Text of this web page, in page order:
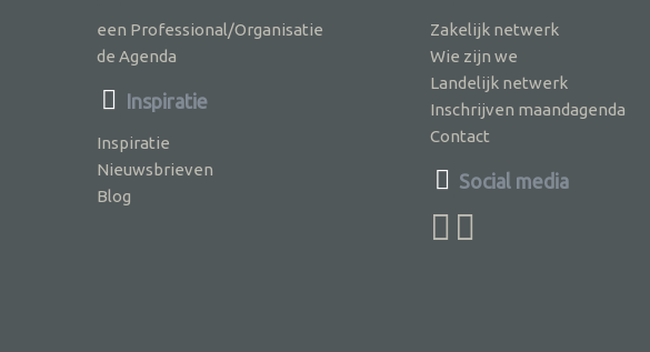
een Professional/Organisatie
de Agenda
Inspiratie
Inspiratie
Nieuwsbrieven
Blog
Zakelijk netwerk
Wie zijn we
Landelijk netwerk
Inschrijven maandagenda
Contact
Social media